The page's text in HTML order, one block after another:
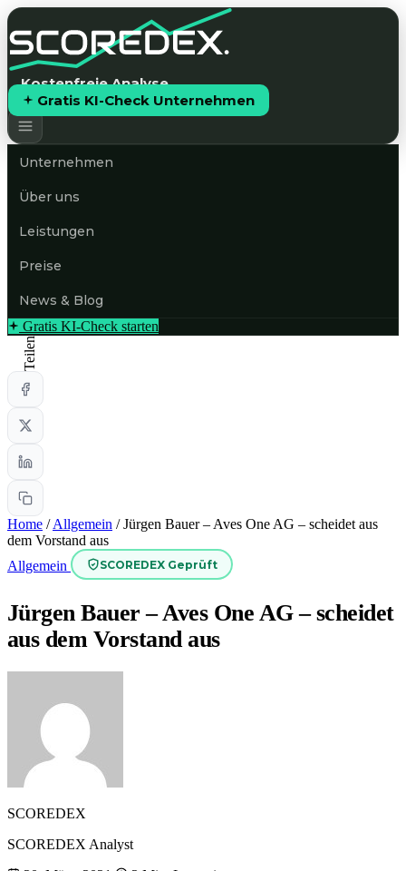
Kostenfreie Analyse
Gratis KI-Check Unternehmen
Unternehmen
Über uns
Leistungen
Preise
News & Blog
Gratis KI-Check starten
Teilen
Home / Allgemein / Jürgen Bauer – Aves One AG – scheidet aus
dem Vorstand aus
Allgemein
SCOREDEX Geprüft
Jürgen Bauer – Aves One AG – scheidet
aus dem Vorstand aus
SCOREDEX
SCOREDEX Analyst